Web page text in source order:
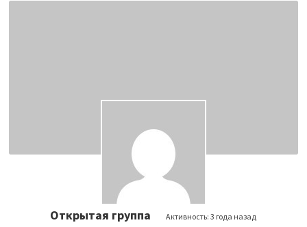
Открытая группа Активность:3 года назад